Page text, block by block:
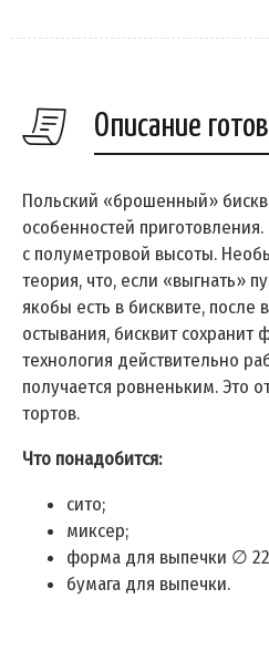
Описание
Польский «брошенный»
особенностей
с полуметровой высоты.
теория, что, если «выгнать»
якобы есть в бисквите,
остывания, бисквит
технология действительно
получается ровненьким. Это
тортов.
Что понадобится:
сито;
миксер;
форма для выпечки ∅
бумага для выпечки.